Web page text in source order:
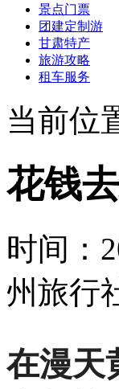
景点门票
团建定制游
甘肃特产
旅游攻略
租车服务
当前位
花钱
时间：
州旅行
在漫天